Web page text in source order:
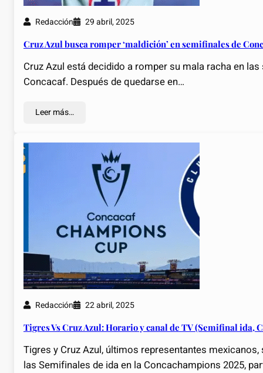
Redacción 29 abril, 2025
Cruz Azul busca romper ‘maldición’ en semifinales de
Cruz Azul está decidido a romper su mala racha en
Concacaf. Después de quedarse en…
Leer más…
Redacción 22 abril, 2025
Tigres Vs Cruz Azul: Horario y canal de TV (Semifinal ida,
Tigres y Cruz Azul, últimos representantes
las Semifinales de ida en la Concachampions 2025,